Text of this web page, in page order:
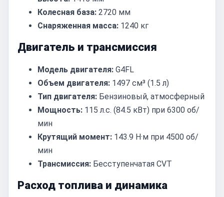
Колесная база: 2720 мм
Снаряженная масса: 1240 кг
Двигатель и трансмиссия
Модель двигателя: G4FL
Объем двигателя: 1497 см³ (1.5 л)
Тип двигателя: Бензиновый, атмосферный
Мощность: 115 л.с. (84.5 кВт) при 6300 об/
мин
Крутящий момент: 143.9 Н·м при 4500 об/
мин
Трансмиссия: Бесступенчатая CVT
Расход топлива и динамика